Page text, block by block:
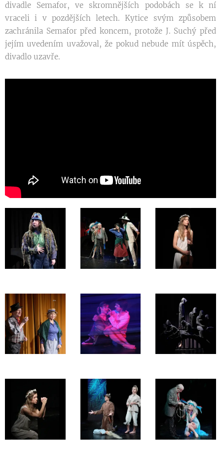
divadle Semafor, ve skromnějších podobách se k ní
vraceli i v pozdějších letech. Kytice svým způsobem
zachránila Semafor před koncem, protože J. Suchý před
jejím uvedením uvažoval, že pokud nebude mít úspěch,
divadlo uzavře.